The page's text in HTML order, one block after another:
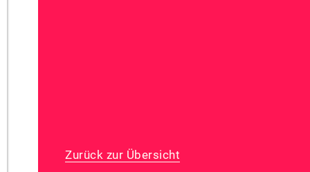
Zurück zur Übersicht